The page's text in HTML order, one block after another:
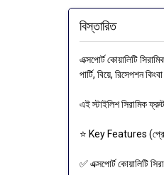
বিস্তারিত
এক্সপোর্ট কোয়ালিটি
পার্টি, বিয়ে, রিসেপশন
এই স্টাইলিশ সিরামিক
⭐ Key Features
✅ এক্সপোর্ট কোয়ালিটি